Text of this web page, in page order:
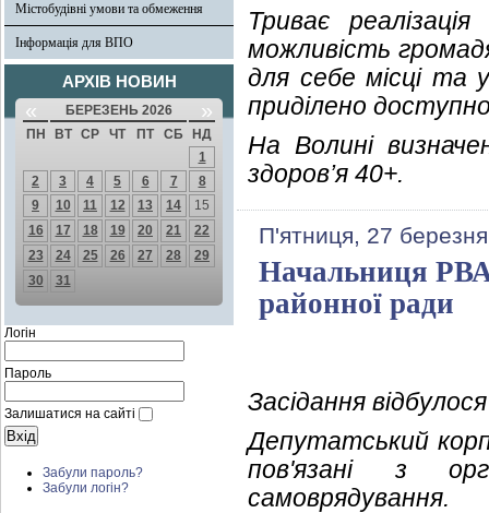
Містобудівні умови та обмеження
Інформація для ВПО
АРХІВ НОВИН
« БЕРЕЗЕНЬ 2026 »
ПН ВТ СР ЧТ ПТ СБ
НД
1
2
3 4 5 6 7
8
9
10 11 12 13 14
15
16
17 18 19 20 21
22
23
24 25 26 27 28
29
30
31
Логін
Пароль
Залишатися на сайті
Забули пароль?
Забули логін?
Триває
можливість
для себе місці та
приділено
На Волині
здоров’я 40+.
П'ятниця, 27
Начальниця РВА
районної ради
Засідання
Депутатський
пов'язані з
самоврядування.